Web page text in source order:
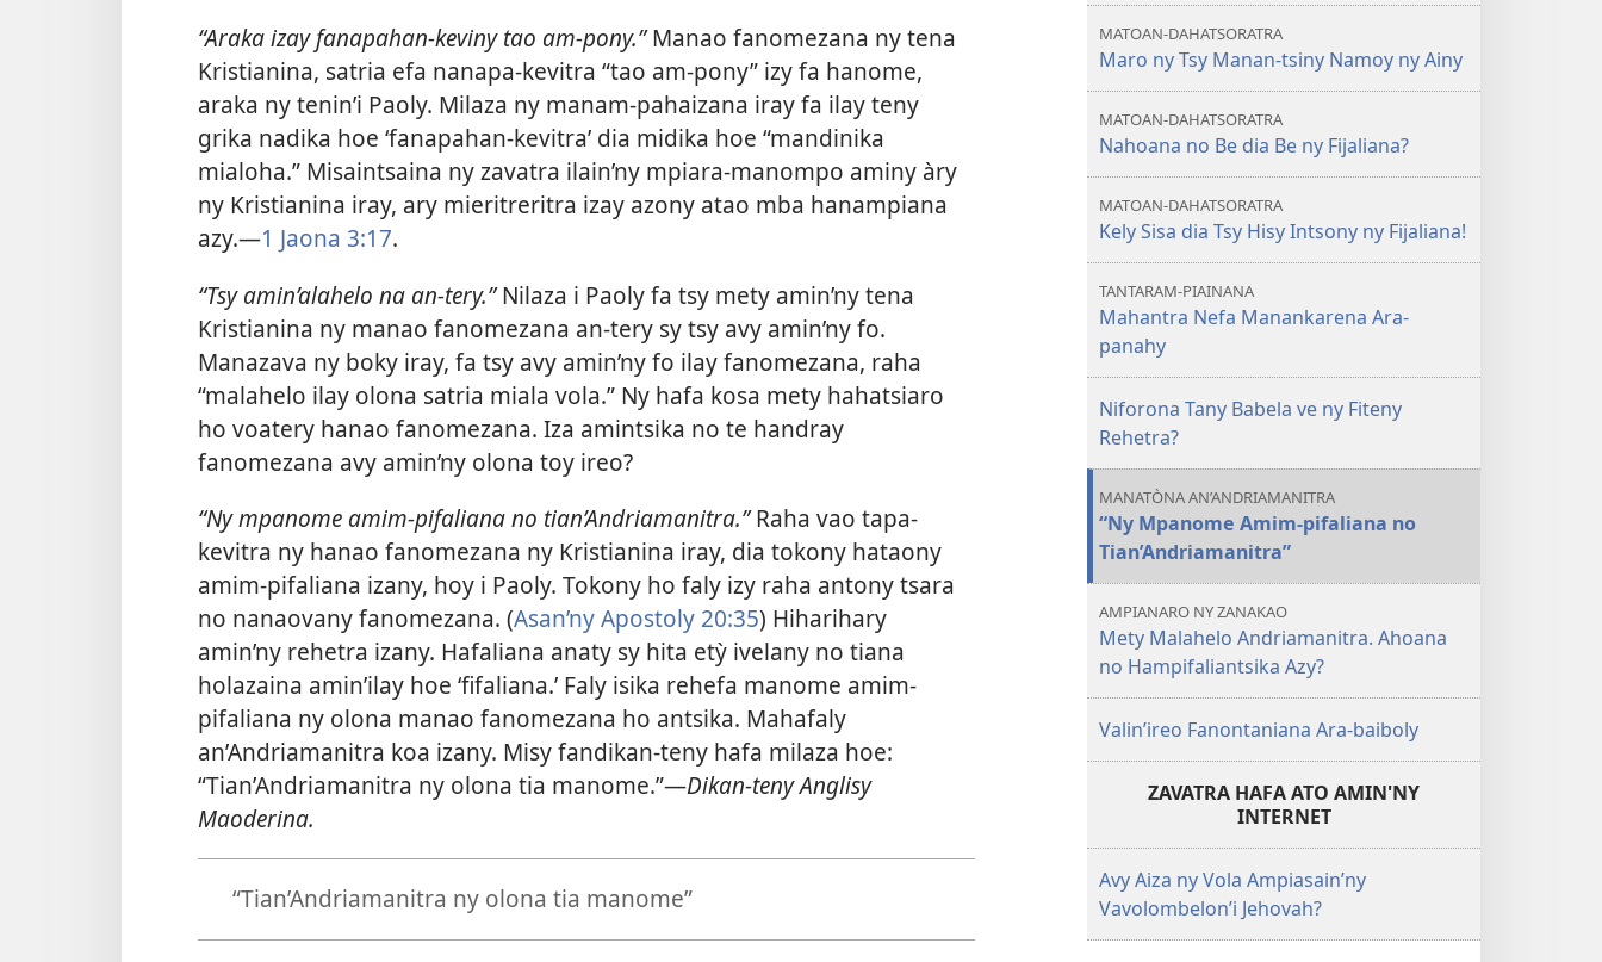
“Araka izay fanapahan-keviny tao am-pony.”Manao fanomezana ny tena
Kristianina, satria efa nanapa-kevitra “tao am-pony” izy fa hanome,
araka ny tenin’i Paoly. Milaza ny manam-pahaizana iray fa ilay teny
grika nadika hoe ‘fanapahan-kevitra’ dia midika hoe “mandinika
mialoha.” Misaintsaina ny zavatra ilain’ny mpiara-manompo aminy àry
ny Kristianina iray, ary mieritreritra izay azony atao mba hanampiana
azy.—1 Jaona 3:17.
“Tsy amin’alahelo na an-tery.”Nilaza i Paoly fa tsy mety amin’ny tena
Kristianina ny manao fanomezana an-tery sy tsy avy amin’ny fo.
Manazava ny boky iray, fa tsy avy amin’ny fo ilay fanomezana, raha
“malahelo ilay olona satria miala vola.” Ny hafa kosa mety hahatsiaro
ho voatery hanao fanomezana. Iza amintsika no te handray
fanomezana avy amin’ny olona toy ireo?
“Ny mpanome amim-pifaliana no tian’Andriamanitra.”Raha vao tapa-
kevitra ny hanao fanomezana ny Kristianina iray, dia tokony hataony
amim-pifaliana izany, hoy i Paoly. Tokony ho faly izy raha antony tsara
no nanaovany fanomezana. (Asan’ny Apostoly 20:35) Hiharihary
amin’ny rehetra izany. Hafaliana anaty sy hita etỳ ivelany no tiana
holazaina amin’ilay hoe ‘fifaliana.’ Faly isika rehefa manome amim-
pifaliana ny olona manao fanomezana ho antsika. Mahafaly
an’Andriamanitra koa izany. Misy fandikan-teny hafa milaza hoe:
“Tian’Andriamanitra ny olona tia manome.”—Dikan-teny Anglisy
Maoderina.
“Tian’Andriamanitra ny olona tia manome”
no
Mijaly
toy
Izao?
Izany
MATOAN-DAHATSORATRA
Maro ny Tsy Manan-tsiny Namoy ny Ainy
MATOAN-DAHATSORATRA
Nahoana no Be dia Be ny Fijaliana?
MATOAN-DAHATSORATRA
Kely Sisa dia Tsy Hisy Intsony ny Fijaliana!
TANTARAM-PIAINANA
Mahantra Nefa Manankarena Ara-
panahy
Niforona Tany Babela ve ny Fiteny
Rehetra?
MANATÒNA AN’ANDRIAMANITRA
“Ny Mpanome Amim-pifaliana no
Tian’Andriamanitra”
AMPIANARO NY ZANAKAO
Mety Malahelo Andriamanitra. Ahoana
no Hampifaliantsika Azy?
Valin’ireo Fanontaniana Ara-baiboly
ZAVATRA HAFA ATO AMIN'NY
INTERNET
Avy Aiza ny Vola Ampiasain’ny
Vavolombelon’i Jehovah?